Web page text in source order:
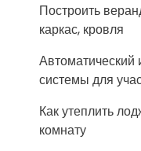
Построить
каркас, кровля
системы для
Как утеплить
комнату